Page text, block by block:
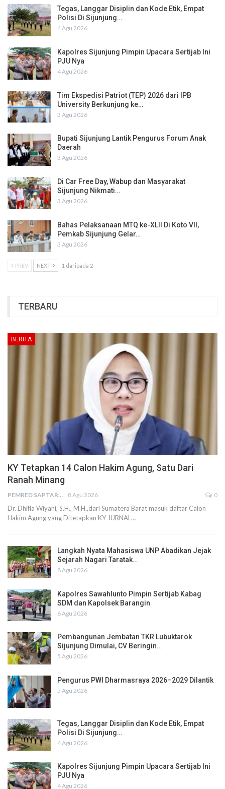
Tegas, Langgar Disiplin dan Kode Etik, Empat
Polisi Di Sijunjung…
4 Agu 2026
Kapolres Sijunjung Pimpin Upacara Sertijab Ini
PJU Nya
4 Agu 2026
Tim Ekspedisi Patriot (TEP) 2026 dari IPB
University Berkunjung ke…
3 Agu 2026
Bupati Sijunjung Lantik Pengurus Forum Anak
Daerah
3 Agu 2026
Di Car Free Day, Wabup dan Masyarakat
Sijunjung Nikmati…
3 Agu 2026
Bahas Pelaksanaan MTQ ke-XLII Di Koto VII,
Pemkab Sijunjung Gelar…
3 Agu 2026
PREV NEXT 1 daripada 2
TERBARU
BERITA
KY Tetapkan 14 Calon Hakim Agung, Satu Dari
Ranah Minang
PEMRED SAPTARIUS 8 Agu 2026 0
Dr. Dhifla Wiyani, S.H., M.H.,dari Sumatera Barat masuk daftar Calon
Hakim Agung yang Ditetapkan KY JURNAL…
Langkah Nyata Mahasiswa UNP Abadikan Jejak
Sejarah Nagari Taratak…
8 Agu 2026
Kapolres Sawahlunto Pimpin Sertijab Kabag
SDM dan Kapolsek Barangin
6 Agu 2026
Pembangunan Jembatan TKR Lubuktarok
Sijunjung Dimulai, CV Beringin…
5 Agu 2026
Pengurus PWI Dharmasraya 2026–2029 Dilantik
5 Agu 2026
Tegas, Langgar Disiplin dan Kode Etik, Empat
Polisi Di Sijunjung…
4 Agu 2026
Kapolres Sijunjung Pimpin Upacara Sertijab Ini
PJU Nya
4 Agu 2026